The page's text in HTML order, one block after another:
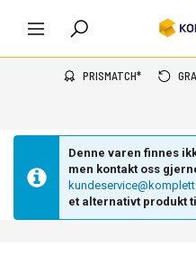
PRISMATCH*
Denne varen finnes
men kontakt oss
et alternativt produkt